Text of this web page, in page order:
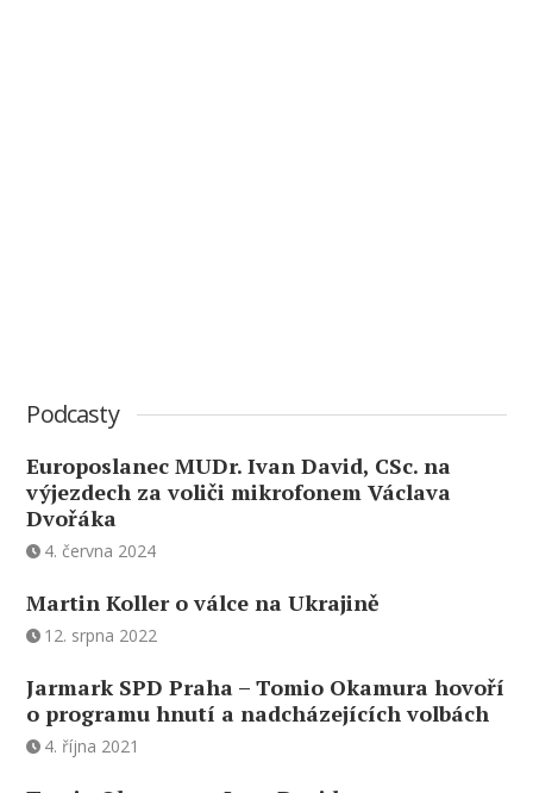
Podcasty
Europoslanec MUDr. Ivan David, CSc. na
výjezdech za voliči mikrofonem Václava
Dvořáka
4. června 2024
Martin Koller o válce na Ukrajině
12. srpna 2022
Jarmark SPD Praha – Tomio Okamura hovoří
o programu hnutí a nadcházejících volbách
4. října 2021